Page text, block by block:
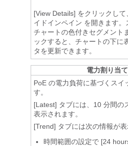
[View Details] をクリックし
イドインペイン を開きます。
チャートの色付きセグメント
ックすると、チャートの下に
タを更新できます。
電力割り当
PoE の電力負荷に基づくスイ
す。
[Latest] タブには、10 分間の
表示されます。
[Trend] タブには次の情報が表
時間範囲の設定で [24